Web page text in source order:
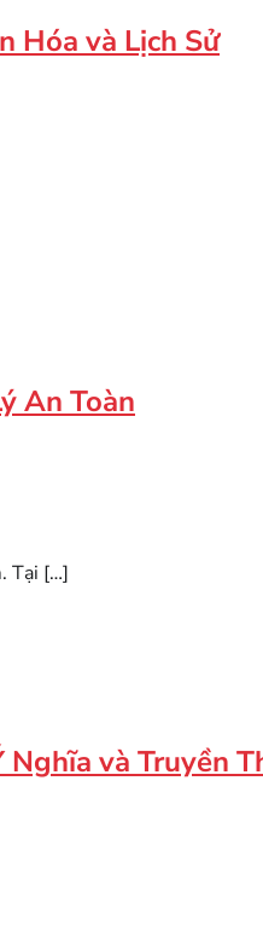
Hóa và Lịch Sử
An Toàn
Tại […]
Nghĩa và Truyền